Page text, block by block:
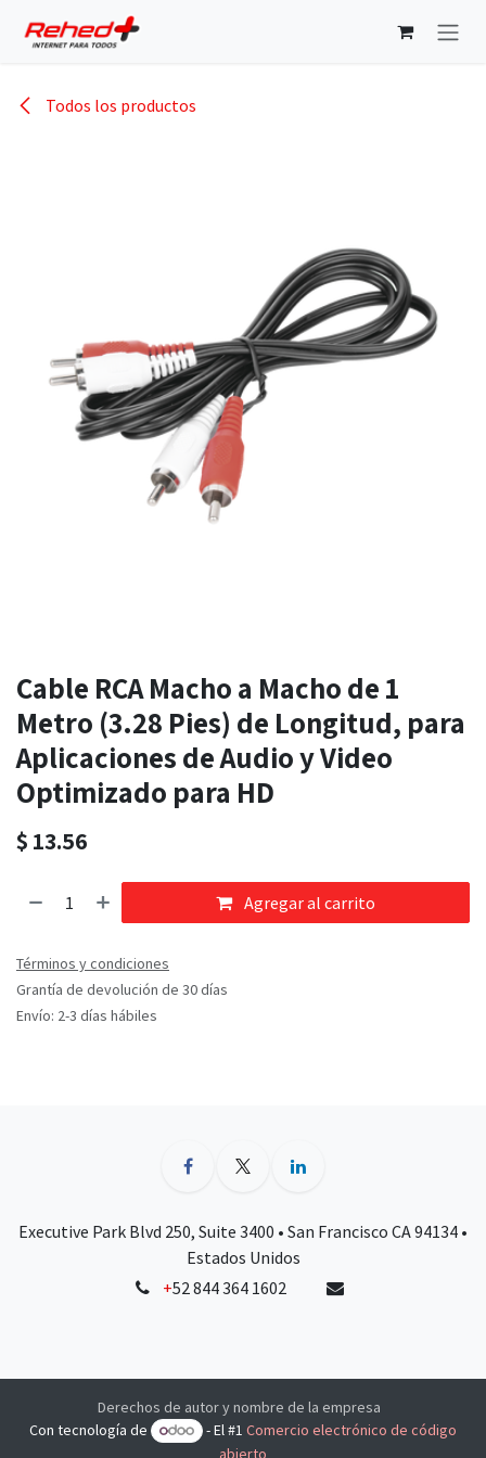
Todos los productos
Cable RCA Macho a Macho de 1
Metro (3.28 Pies) de Longitud, para
Aplicaciones de Audio y Video
Optimizado para HD
$ 13.56
Agregar al carrito
Términos y condiciones
Grantía de devolución de 30 días
Envío: 2-3 días hábiles
Executive Park Blvd 250, Suite 3400 • San Francisco CA 94134 •
Estados Unidos
+52 844 364 1602
Derechos de autor y nombre de la empresa
Con tecnología de
- El #1Comercio electrónico de código
abierto